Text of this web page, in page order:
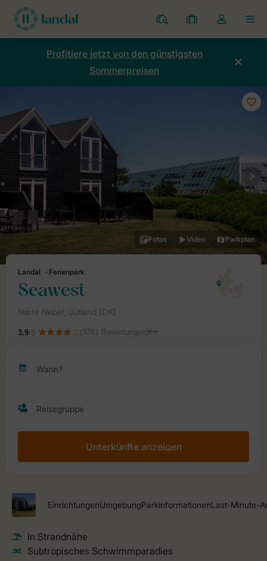
Ferienparks
Meine
Buchungen
Dropdown-
Menü
Kontos
Profitiere jetzt von den günstigsten
Sommerpreisen
Unterkünfte anzeigen